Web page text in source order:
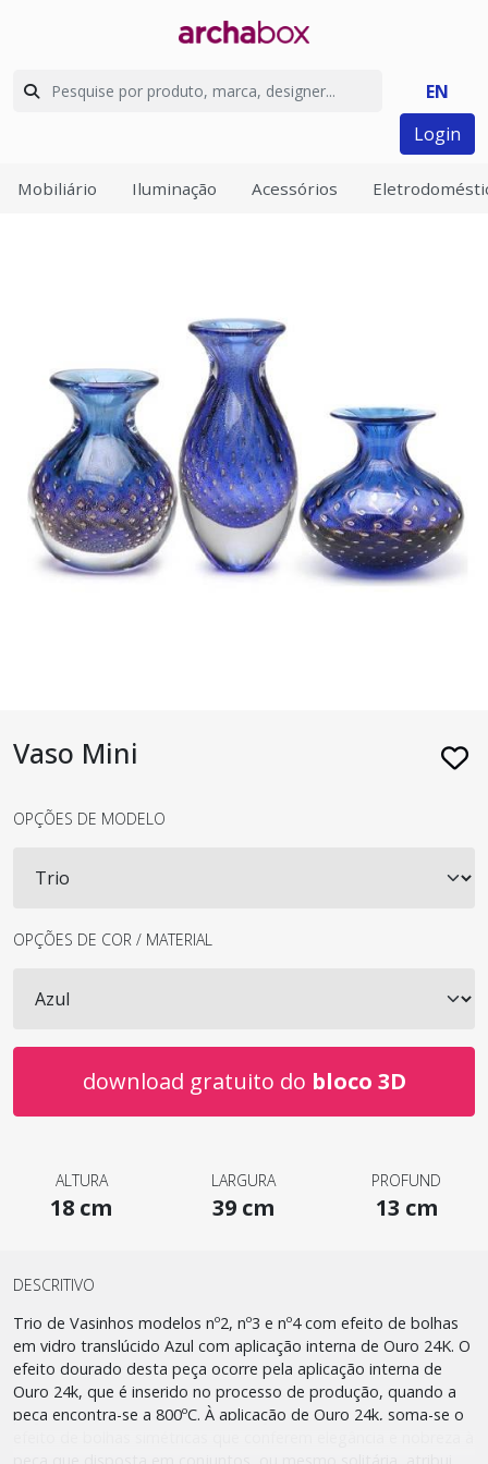
EN
Login
Mobiliário Iluminação Acessórios
Vaso Mini
OPÇÕES DE MODELO
OPÇÕES DE COR / MATERIAL
download gratuito do bloco 3D
ALTURA
18 cm
LARGURA
39 cm
PROFUND
13 cm
DESCRITIVO
Trio de Vasinhos modelos nº2, nº3 e nº4 com efeito de bolhas
em vidro translúcido Azul com aplicação interna de Ouro 24K. O
efeito dourado desta peça ocorre pela aplicação interna de
Ouro 24k, que é inserido no processo de produção, quando a
peça encontra-se a 800ºC. À aplicação de Ouro 24k, soma-se o